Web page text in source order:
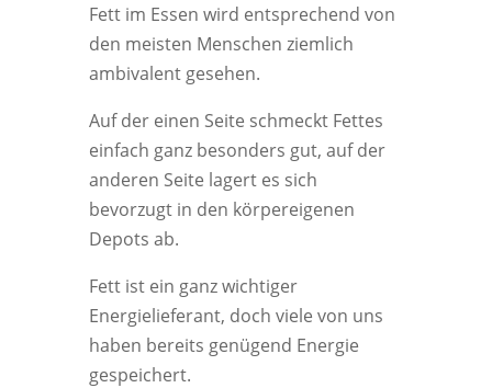
Fett im Essen wird entsprechend von
den meisten Menschen ziemlich
ambivalent gesehen.
Auf der einen Seite schmeckt Fettes
einfach ganz besonders gut, auf der
anderen Seite lagert es sich
bevorzugt in den körpereigenen
Depots ab.
Fett ist ein ganz wichtiger
Energielieferant, doch viele von uns
haben bereits genügend Energie
gespeichert.